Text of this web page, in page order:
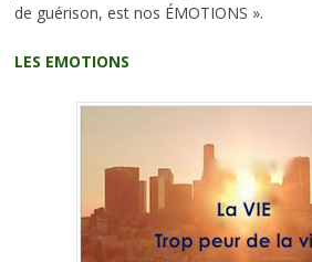
de guérison, est nos ÉMOTIONS ».
LES EMOTIONS